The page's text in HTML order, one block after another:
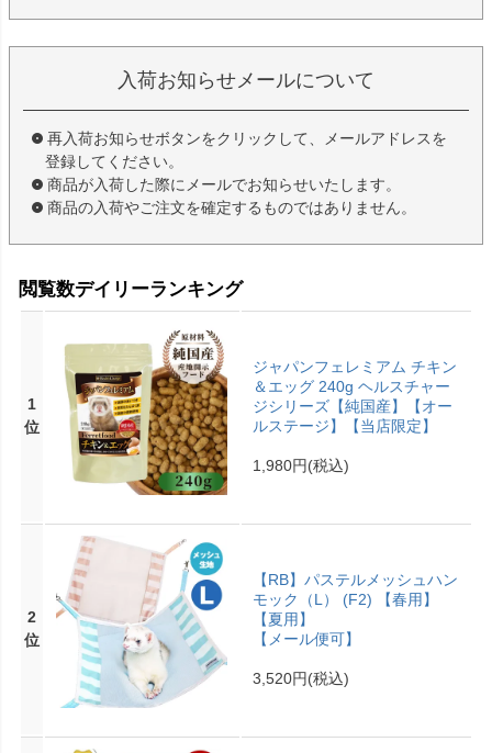
入荷お知らせメールについて
再入荷お知らせボタンをクリックして、メールアドレスを
登録してください。
商品が入荷した際にメールでお知らせいたします。
商品の入荷やご注文を確定するものではありません。
閲覧数デイリーランキング
1
位
ジャパンフェレミアム チキン
＆エッグ 240g ヘルスチャー
ジシリーズ【純国産】【オー
ルステージ】【当店限定】
1,980円(税込)
2
位
【RB】パステルメッシュハン
モック（L） (F2) 【春用】
【夏用】
【メール便可】
3,520円(税込)